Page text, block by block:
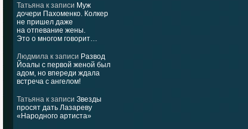
Татьяна к записи Муж
дочери Пахоменко. Колкер
не пришел даже
на отпевание жены.
Это о многом говорит…
Людмила к записи Развод
Йоалы с первой женой был
адом, но впереди ждала
встреча с ангелом!
Татьяна к записи Звезды
просят дать Лазареву
«Народного артиста»